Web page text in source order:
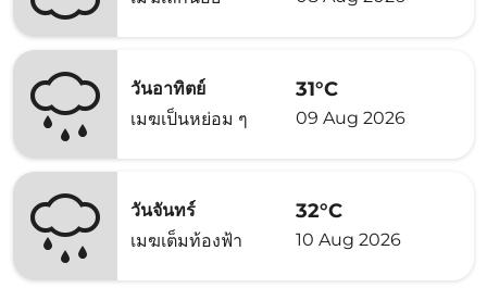
วันอาทิตย์
เมฆเป็นหย่อม ๆ
31°C
09 Aug 2026
วันจันทร์
เมฆเต็มท้องฟ้า
32°C
10 Aug 2026